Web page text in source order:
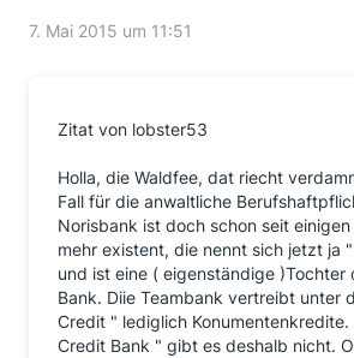
7. Mai 2015 um 11:51
Zitat von lobster53
Holla, die Waldfee, dat riecht
Fall für die anwaltliche
Norisbank ist doch schon seit
mehr existent, die nennt sich jetzt ja
und ist eine ( eigenständige )Tochter
Bank. Diie Teambank vertreibt unter
Credit " lediglich Konumentenkredite.
Credit Bank " gibt es deshalb nicht.